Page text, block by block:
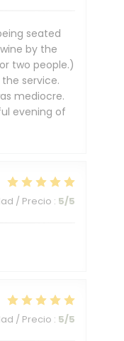
seated
by the
two people.)
service.
mediocre.
evening of
/ Precio : 5/5
/ Precio : 5/5